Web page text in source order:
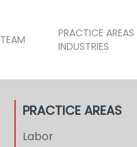
TEAM
PRACTICE
INDUSTRIES
PRACTICE AREAS
Labor